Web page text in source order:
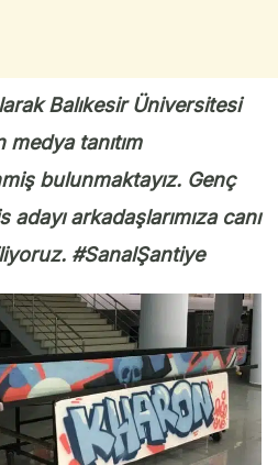
Balıkesir Üniversitesi
medya tanıtım
bulunmaktayız. Genç
arkadaşlarımıza canı
#SanalŞantiye